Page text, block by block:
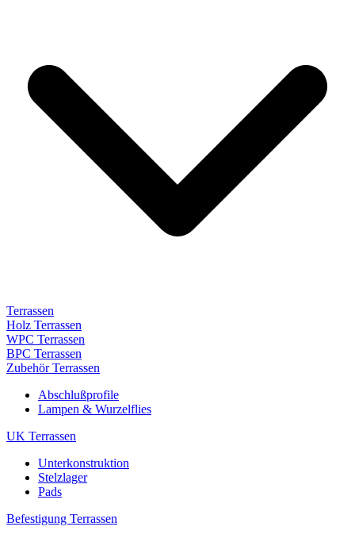
Terrassen
Holz Terrassen
WPC Terrassen
BPC Terrassen
Zubehör Terrassen
Abschlußprofile
Lampen & Wurzelflies
UK Terrassen
Unterkonstruktion
Stelzlager
Pads
Befestigung Terrassen